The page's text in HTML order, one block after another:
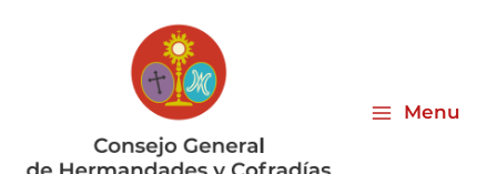
Menu